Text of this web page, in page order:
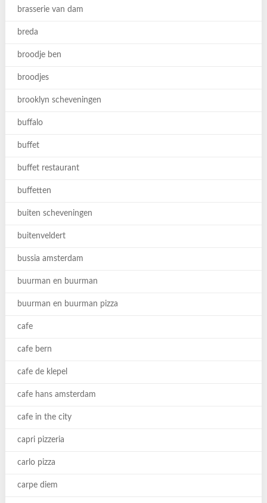
brasserie van dam
breda
broodje ben
broodjes
brooklyn scheveningen
buffalo
buffet
buffet restaurant
buffetten
buiten scheveningen
buitenveldert
bussia amsterdam
buurman en buurman
buurman en buurman pizza
cafe
cafe bern
cafe de klepel
cafe hans amsterdam
cafe in the city
capri pizzeria
carlo pizza
carpe diem